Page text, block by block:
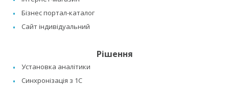
Бізнес портал-каталог
Сайт індивідуальний
Рішення
Установка аналітики
Синхронізація з 1C